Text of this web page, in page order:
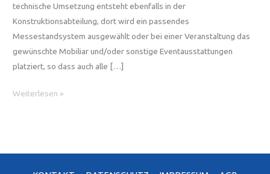
technische Umsetzung entsteht ebenfalls in der
Konstruktionsabteilung, dort wird ein passendes
Messestandsystem ausgewählt oder bei einer Veranstaltung das
gewünschte Mobiliar und/oder sonstige Eventausstattungen
platziert, so dass auch alle […]
Unsere
Weiterlesen »